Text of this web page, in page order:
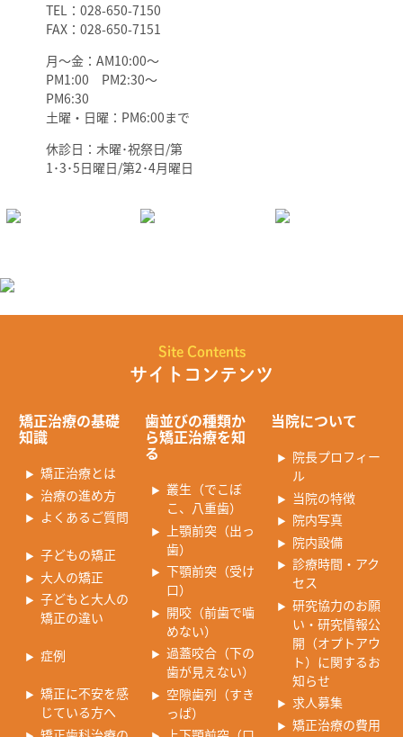
TEL：028-650-7150
FAX：028-650-7151
月～金：AM10:00～
PM1:00 PM2:30～
PM6:30
土曜・日曜：PM6:00まで
休診日：木曜･祝祭日/第
1･3･5日曜日/第2･4月曜日
Site Contents
サイトコンテンツ
矯正治療の基礎
知識
矯正治療とは
治療の進め方
よくあるご質問
子どもの矯正
大人の矯正
子どもと大人の
矯正の違い
症例
矯正に不安を感
じている方へ
歯並びの種類か
ら矯正治療を知
る
叢生（でこぼ
こ、八重歯）
上顎前突（出っ
歯）
下顎前突（受け
口）
開咬（前歯で噛
めない）
過蓋咬合（下の
歯が見えない）
空隙歯列（すき
っぱ）
当院について
院長プロフィー
ル
当院の特徴
院内写真
院内設備
診療時間・アク
セス
研究協力のお願
い・研究情報公
開（オプトアウ
ト）に関するお
知らせ
求人募集
矯正治療の費用